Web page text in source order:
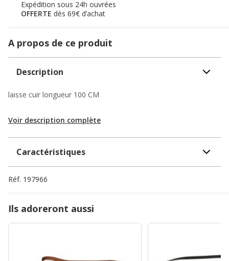
Expédition sous 24h ouvrées
OFFERTE dès 69€ d’achat
A propos de ce produit
Description
laisse cuir longueur 100 CM
Voir description complète
Caractéristiques
Réf. 197966
Ils adoreront aussi